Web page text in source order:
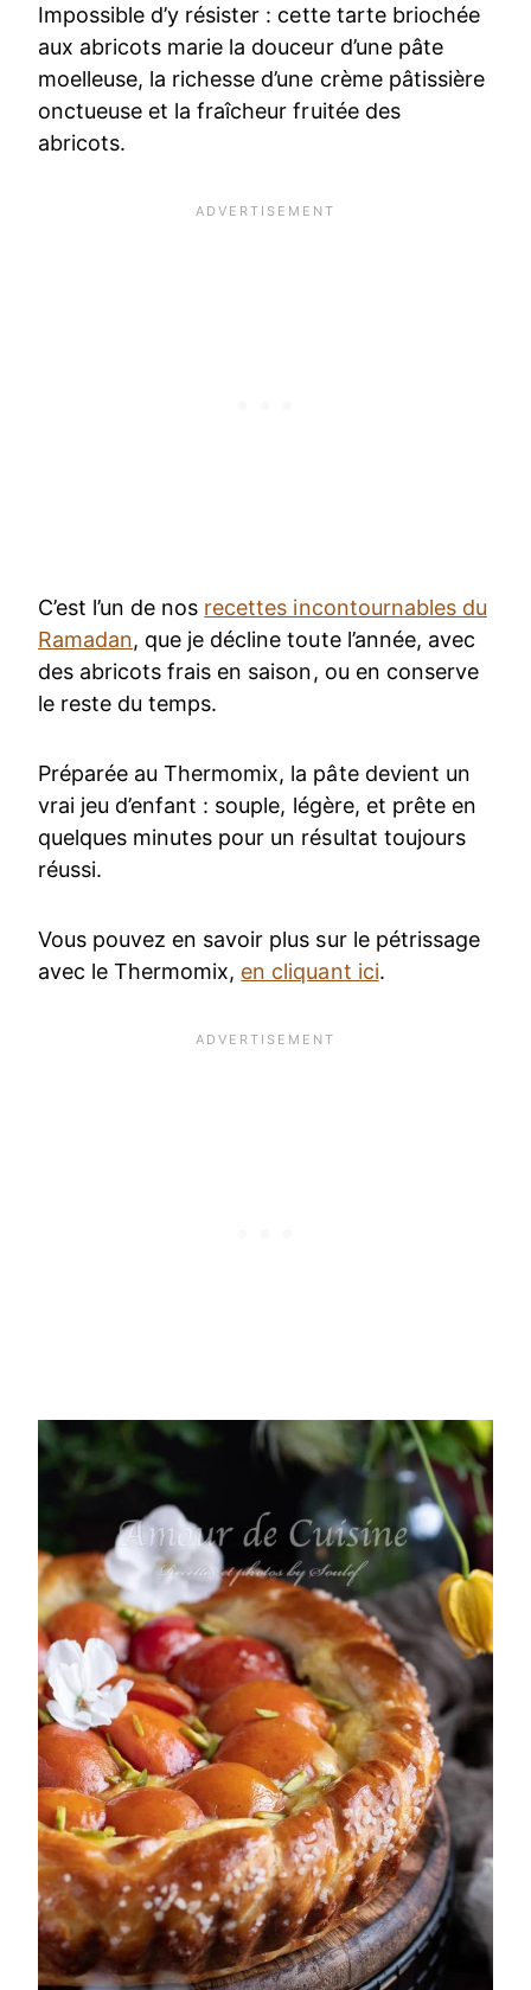
Impossible d’y résister : cette tarte briochée
aux abricots marie la douceur d’une pâte
moelleuse, la richesse d’une crème pâtissière
onctueuse et la fraîcheur fruitée des
abricots.
C’est l’un de nos recettes incontournables du
Ramadan, que je décline toute l’année, avec
des abricots frais en saison, ou en conserve
le reste du temps.
Préparée au Thermomix, la pâte devient un
vrai jeu d’enfant : souple, légère, et prête en
quelques minutes pour un résultat toujours
réussi.
Vous pouvez en savoir plus sur le pétrissage
avec le Thermomix, en cliquant ici.